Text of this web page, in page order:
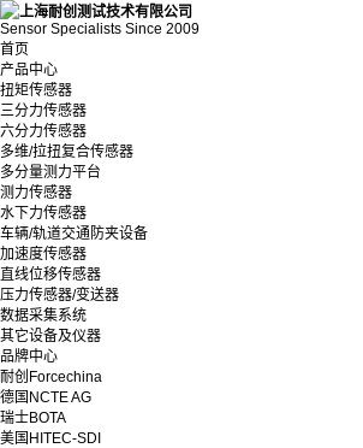
Sensor Specialists Since 2009
首页
产品中心
扭矩传感器
三分力传感器
六分力传感器
多维/拉扭复合传感器
多分量测力平台
测力传感器
水下力传感器
车辆/轨道交通防夹设备
加速度传感器
直线位移传感器
压力传感器/变送器
数据采集系统
其它设备及仪器
品牌中心
耐创Forcechina
德国NCTE AG
瑞士BOTA
美国HITEC-SDI